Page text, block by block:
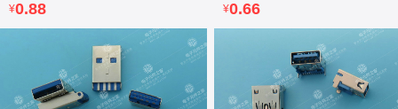
¥0.88 ¥0.66